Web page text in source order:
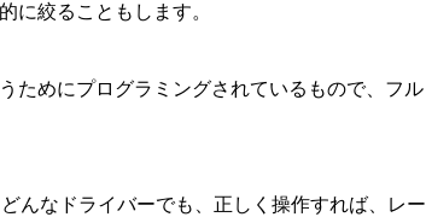
に絞ることもします。
ためにプログラミングされているもので、フル
んなドライバーでも、正しく操作すれば、レー